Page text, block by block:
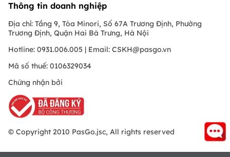
Thông tin doanh nghiệp
Địa chỉ: Tầng 9, Tòa Minori, Số 67A Trương Định, Phường
Trương Định, Quận Hai Bà Trưng, Hà Nội
Hotline: 0931.006.005 | Email: CSKH@pasgo.vn
Mã số thuế: 0106329034
Chứng nhận bởi
© Copyright 2010 PasGo.jsc, All rights reserved